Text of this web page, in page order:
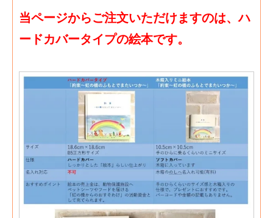
当ページからご注文いただけますのは、ハ
ードカバータイプの絵本です。